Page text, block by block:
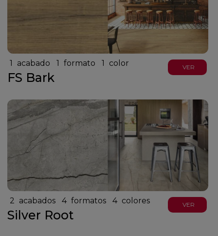
1 acabado 1 formato 1 color
FS Bark
VER
2 acabados 4 formatos 4 colores
Silver Root
VER